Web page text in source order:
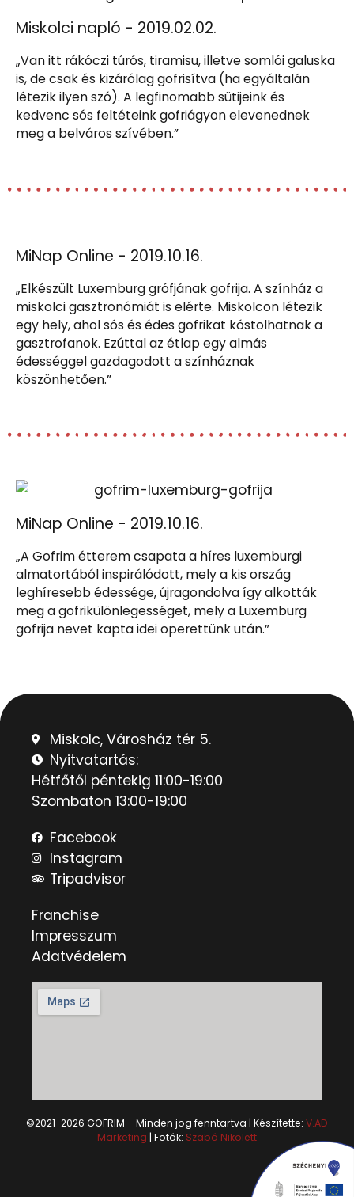
Miskolci napló - 2019.02.02.
„Van itt rákóczi túrós, tiramisu, illetve somlói galuska
is, de csak és kizárólag gofrisítva (ha egyáltalán
létezik ilyen szó). A legfinomabb sütijeink és
kedvenc sós feltéteink gofriágyon elevenednek
meg a belváros szívében.”
MiNap Online - 2019.10.16.
„Elkészült Luxemburg grófjának gofrija. A színház a
miskolci gasztronómiát is elérte. Miskolcon létezik
egy hely, ahol sós és édes gofrikat kóstolhatnak a
gasztrofanok. Ezúttal az étlap egy almás
édességgel gazdagodott a színháznak
köszönhetően.”
MiNap Online - 2019.10.16.
„A Gofrim étterem csapata a híres luxemburgi
almatortából inspirálódott, mely a kis ország
leghíresebb édessége, újragondolva így alkották
meg a gofrikülönlegességet, mely a Luxemburg
gofrija nevet kapta idei operettünk után.”
Miskolc, Városház tér 5.
Nyitvatartás:
Hétfőtől péntekig 11:00-19:00
Szombaton 13:00-19:00
Facebook
Instagram
Tripadvisor
Franchise
Impresszum
Adatvédelem
©2021-2026 GOFRIM – Minden jog fenntartva | Készítette: V.AD
Marketing | Fotók: Szabó Nikolett